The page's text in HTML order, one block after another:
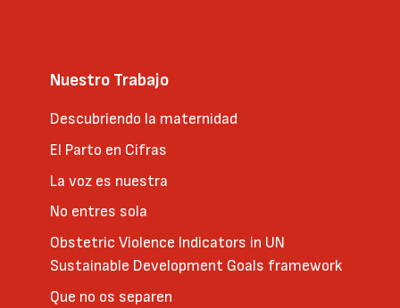
Nuestro Trabajo
Descubriendo la maternidad
El Parto en Cifras
La voz es nuestra
No entres sola
Obstetric Violence Indicators in UN
Sustainable Development Goals framework
Que no os separen